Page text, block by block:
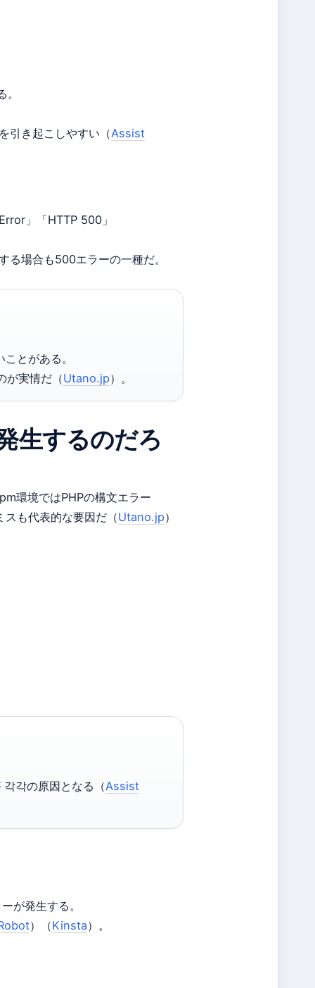
引き起こしやすい（Assist
」「HTTP 500」
る場合も500エラーの一種だ。
とがある。
が実情だ（Utano.jp）。
生するのだろ
環境ではPHPの構文エラー
も代表的な要因だ（Utano.jp）
각の原因となる（Assist
が発生する。
）（Kinsta）。